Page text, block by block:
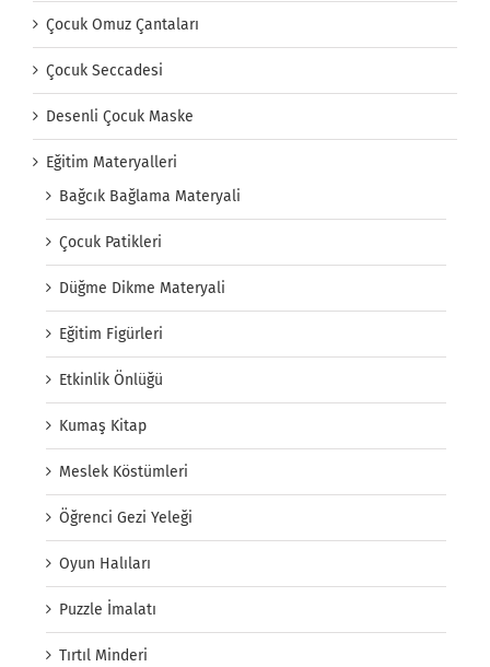
Çocuk Omuz Çantaları
Çocuk Seccadesi
Desenli Çocuk Maske
Eğitim Materyalleri
Bağcık Bağlama Materyali
Çocuk Patikleri
Düğme Dikme Materyali
Eğitim Figürleri
Etkinlik Önlüğü
Kumaş Kitap
Meslek Köstümleri
Öğrenci Gezi Yeleği
Oyun Halıları
Puzzle İmalatı
Tırtıl Minderi